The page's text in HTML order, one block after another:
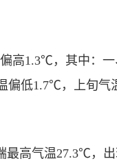
高1.3℃，其中：一
低1.7℃，上旬气
最高气温27.3℃，